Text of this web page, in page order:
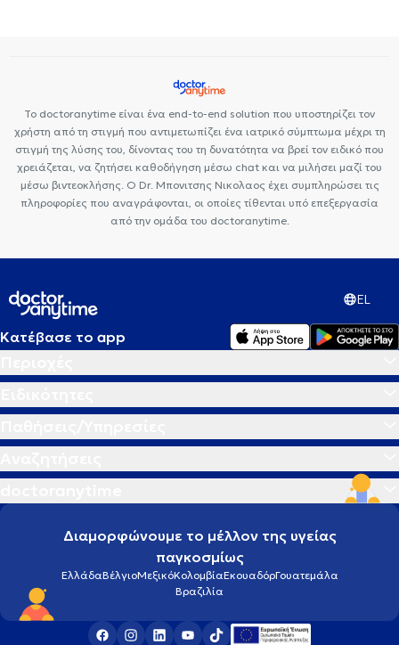
Το doctoranytime είναι ένα end-to-end solution που υποστηρίζει τον
χρήστη από τη στιγμή που αντιμετωπίζει ένα ιατρικό σύμπτωμα μέχρι τη
στιγμή της λύσης του, δίνοντας του τη δυνατότητα να βρεί τον ειδικό που
χρειάζεται, να ζητήσει καθοδήγηση μέσω chat και να μιλήσει μαζί του
μέσω βιντεοκλήσης. Ο Dr. Μπονιτσης Νικολαος έχει συμπληρώσει τις
πληροφορίες που αναγράφονται, οι οποίες τίθενται υπό επεξεργασία
από την ομάδα του doctoranytime.
EL
Κατέβασε το app
Διαμορφώνουμε το μέλλον της υγείας
παγκοσμίως
ΕλλάδαΒέλγιοΜεξικόΚολομβίαΕκουαδόρΓουατεμάλα
Βραζιλία